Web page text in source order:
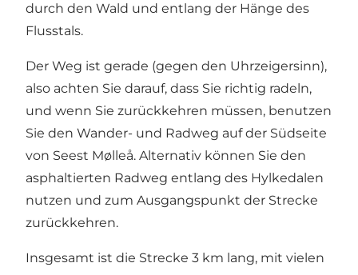
durch den Wald und entlang der Hänge des
Flusstals.
Der Weg ist gerade (gegen den Uhrzeigersinn),
also achten Sie darauf, dass Sie richtig radeln,
und wenn Sie zurückkehren müssen, benutzen
Sie den Wander- und Radweg auf der Südseite
von Seest Mølleå. Alternativ können Sie den
asphaltierten Radweg entlang des Hylkedalen
nutzen und zum Ausgangspunkt der Strecke
zurückkehren.
Insgesamt ist die Strecke 3 km lang, mit vielen